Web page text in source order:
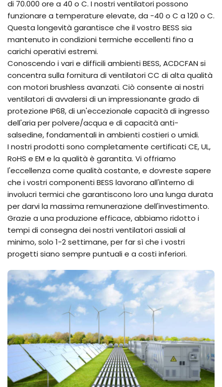
di 70.000 ore a 40 o C. I nostri ventilatori possono
funzionare a temperature elevate, da -40 o C a 120 o C.
Questa longevità garantisce che il vostro BESS sia
mantenuto in condizioni termiche eccellenti fino a
carichi operativi estremi.
Conoscendo i vari e difficili ambienti BESS, ACDCFAN si
concentra sulla fornitura di ventilatori CC di alta qualità
con motori brushless avanzati. Ciò consente ai nostri
ventilatori di avvalersi di un impressionante grado di
protezione IP68, di un'eccezionale capacità di ingresso
dell'aria per polvere/acqua e di capacità anti-
salsedine, fondamentali in ambienti costieri o umidi.
I nostri prodotti sono completamente certificati CE, UL,
RoHS e EM e la qualità è garantita. Vi offriamo
l'eccellenza come qualità costante, e dovreste sapere
che i vostri componenti BESS lavorano all'interno di
involucri termici che garantiscono loro una lunga durata
per darvi la massima remunerazione dell'investimento.
Grazie a una produzione efficace, abbiamo ridotto i
tempi di consegna dei nostri ventilatori assiali al
minimo, solo 1-2 settimane, per far sì che i vostri
progetti siano sempre puntuali e a costi inferiori.